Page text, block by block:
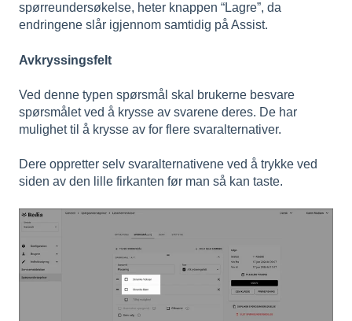
spørreundersøkelse, heter knappen “Lagre”, da
endringene slår igjennom samtidig på Assist.
Avkryssingsfelt
Ved denne typen spørsmål skal brukerne besvare
spørsmålet ved å krysse av svarene deres. De har
mulighet til å krysse av for flere svaralternativer.
Dere oppretter selv svaralternativene ved å trykke ved
siden av den lille firkanten før man så kan taste.